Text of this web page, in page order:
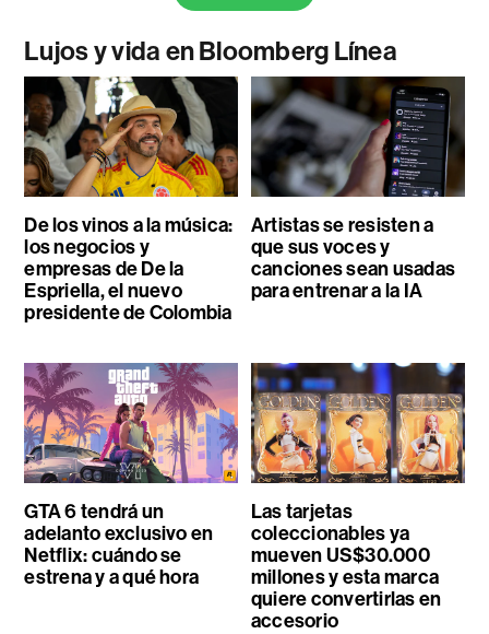
Lujos y vida en Bloomberg Línea
De los vinos a la música:
los negocios y
empresas de De la
Espriella, el nuevo
presidente de Colombia
Artistas se resisten a
que sus voces y
canciones sean usadas
para entrenar a la IA
GTA 6 tendrá un
adelanto exclusivo en
Netflix: cuándo se
estrena y a qué hora
Las tarjetas
coleccionables ya
mueven US$30.000
millones y esta marca
quiere convertirlas en
accesorio